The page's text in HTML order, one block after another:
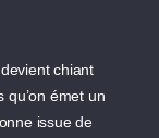
chiant
qu’on émet un
issue de